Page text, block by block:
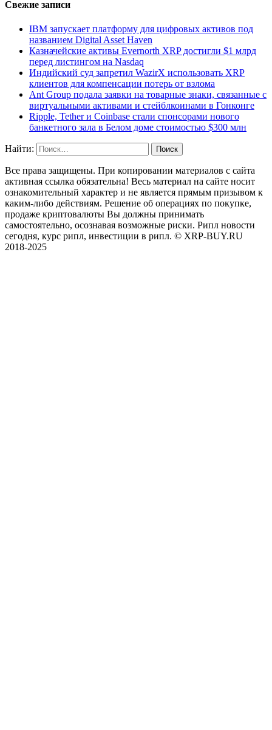
Свежие записи
IBM запускает платформу для цифровых активов под
названием Digital Asset Haven
Казначейские активы Evernorth XRP достигли $1 млрд
перед листингом на Nasdaq
Индийский суд запретил WazirX использовать XRP
клиентов для компенсации потерь от взлома
Ant Group подала заявки на товарные знаки, связанные с
виртуальными активами и стейблкоинами в Гонконге
Ripple, Tether и Coinbase стали спонсорами нового
банкетного зала в Белом доме стоимостью $300 млн
Найти:
Все права защищены. При копировании материалов с сайта
активная ссылка обязательна! Весь материал на сайте носит
ознакомительный характер и не является прямым призывом к
каким-либо действиям. Решение об операциях по покупке,
продаже криптовалюты Вы должны принимать
самостоятельно, осознавая возможные риски. Рипл новости
сегодня, курс рипл, инвестиции в рипл. © XRP-BUY.RU
2018-2025